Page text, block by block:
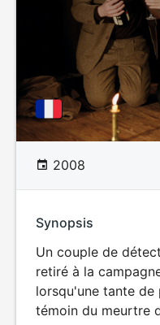
2008
Synopsis
Un couple de
retiré à la
lorsqu'une tante
témoin du meurtre